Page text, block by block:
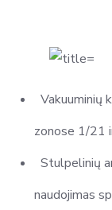
Vakuuminių
zonose 1/21
Stulpelinių
naudojimas